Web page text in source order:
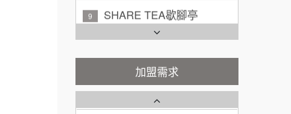
9 SHARE TEA歇腳亭
10 TEA TOP台灣第一味
Cozy coffee可集咖啡
加盟需求
吳 先生/小姐 屏東縣
加盟預算 100萬~200萬
周 先生/小姐
加盟預算 100萬 ~150萬